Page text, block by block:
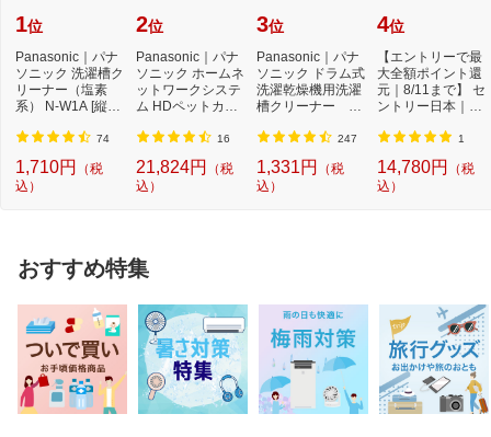
1位
Panasonic｜パナ
ソニック 洗濯槽ク
リーナー（塩素
系） N-W1A [縦型
系...
74
1,710円
（税
込）
2位
Panasonic｜パナ
ソニック ホームネ
ットワークシステ
ム HDペットカメ
D...
16
21,824円
（税
込）
3位
Panasonic｜パナ
ソニック ドラム式
洗濯乾燥機用洗濯
槽クリーナー N-
濯...
247
1,331円
（税
込）
4位
【エントリーで最
大全額ポイント還
元｜8/11まで】 セ
ントリー日本｜Se
1
14,780円
（税
込）
おすすめ特集